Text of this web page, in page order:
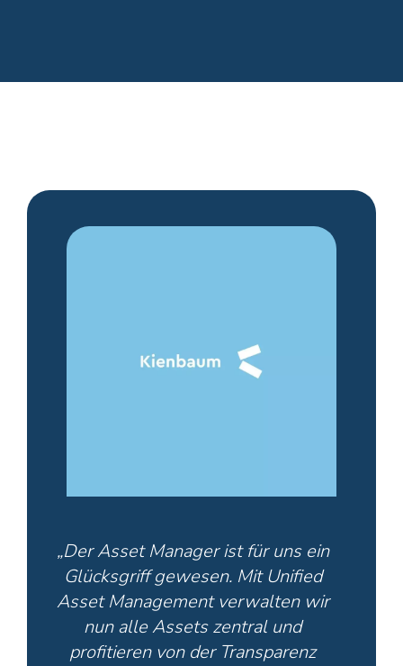
„Der Asset Manager ist für uns ein
Glücksgriff gewesen. Mit Unified
Asset Management verwalten wir
nun alle Assets zentral und
profitieren von der Transparenz